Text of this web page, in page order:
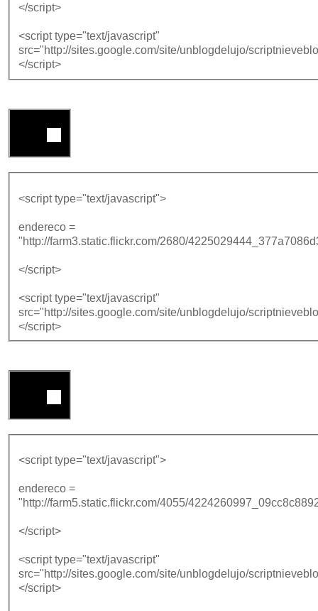
</script>
<script type="text/javascript"
src="http://sites.google.com/site/unblogdelujo/
</script>
<script type="text/javascript">
endereco =
"http://farm3.static.flickr.com/2680/
</script>
<script type="text/javascript"
src="http://sites.google.com/site/unblogdelujo/
</script>
<script type="text/javascript">
endereco =
"http://farm5.static.flickr.com/4055/
</script>
<script type="text/javascript"
src="http://sites.google.com/site/unblogdelujo/
</script>